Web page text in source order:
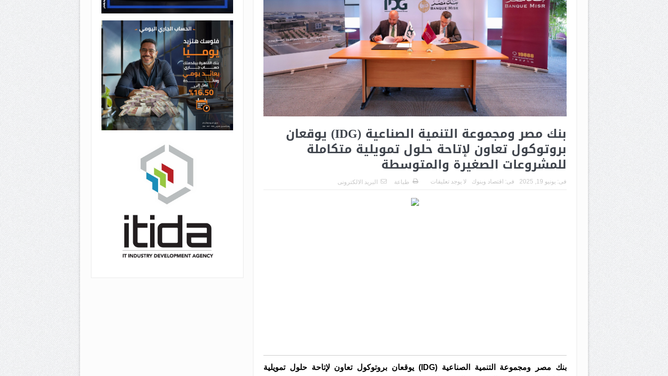
بنك مصر ومجموعة التنمية الصناعية (IDG) يوقعان
بروتوكول تعاون لإتاحة حلول تمويلية متكاملة
للمشروعات الصغيرة والمتوسطة
فى: يونيو 19, 2025 فى: اقتصاد وبنوك لا يوجد تعليقات طباعة البريد الالكترونى
بنك مصر ومجموعة التنمية الصناعية (IDG) يوقعان بروتوكول تعاون لإتاحة حلول تمويلية